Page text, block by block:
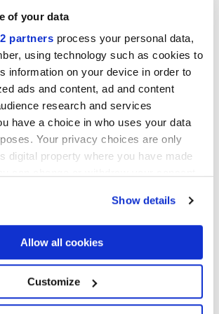
of your data
partners process your personal data,
using technology such as cookies to
information on your device in order to
ads and content, ad and content
research and services
have a choice in who uses your data
Your privacy choices are only
digital property where you have made
also like to:
about your geographical
can be accurate to within several
device by actively scanning it for
(fingerprinting)
Show details
Allow all cookies
Customize
3D
ARKISLATE OSSO VIBRA
NATURALE 3D
VIBRA
3D
ARKISLATE LUNA VIBRA
NATURALE 3D
VIBRA
3D
Mosaïques